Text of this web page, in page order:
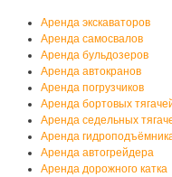
Аренда экскаваторов
Аренда самосвалов
Аренда бульдозеров
Аренда автокранов
Аренда погрузчиков
Аренда бортовых
Аренда седельных
Аренда
Аренда автогрейдера
Аренда дорожного катка